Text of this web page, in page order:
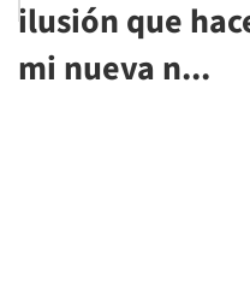
ilusión que
mi nueva n...